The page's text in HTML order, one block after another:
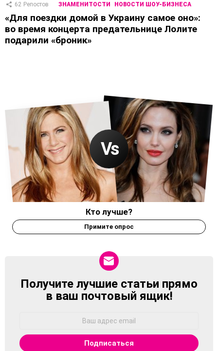
62 Репостов ЗНАМЕНИТОСТИ НОВОСТИ ШОУ-БИЗНЕСА
«Для поездки домой в Украину самое оно»:
во время концерта предательнице Лолите
подарили «броник»
Кто лучше?
Примите опрос
NEWSLETTER
Получите лучшие статьи прямо
в ваш почтовый ящик!